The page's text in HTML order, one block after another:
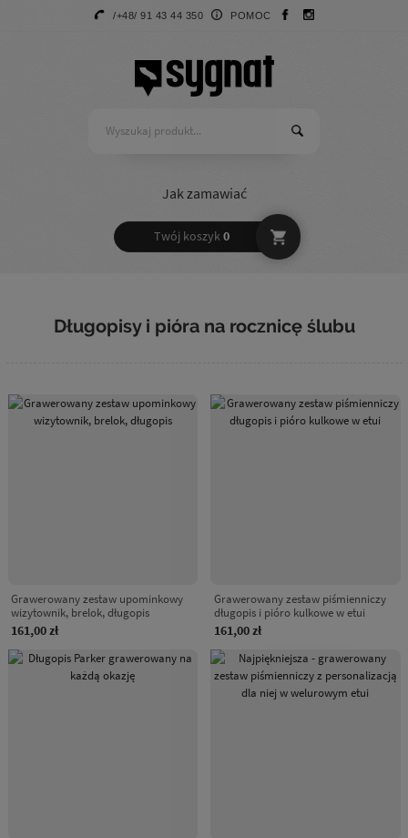
/+48/ 91 43 44 350 POMOC
Jak zamawiać
Twój koszyk0
Długopisy i pióra na rocznicę ślubu
Grawerowany zestaw upominkowy
wizytownik, brelok, długopis
161,00 zł
Grawerowany zestaw piśmienniczy
długopis i pióro kulkowe w etui
161,00 zł